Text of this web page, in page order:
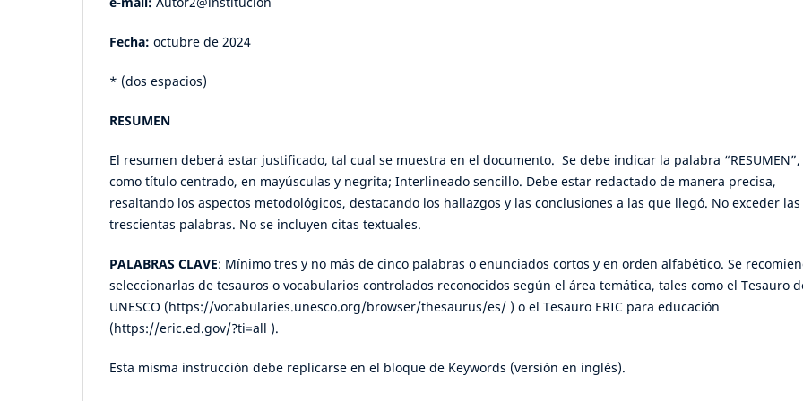
Fecha: octubre de 2024
* (dos espacios)
RESUMEN
El resumen deberá estar justificado, tal cual se muestra en el documento. Se debe indicar la palabra “RESUMEN”,
como título centrado, en mayúsculas y negrita; Interlineado sencillo. Debe estar redactado de manera precisa,
resaltando los aspectos metodológicos, destacando los hallazgos y las conclusiones a las que llegó. No exceder las
trescientas palabras. No se incluyen citas textuales.
PALABRAS CLAVE: Mínimo tres y no más de cinco palabras o enunciados cortos y en orden alfabético. Se
seleccionarlas de tesauros o vocabularios controlados reconocidos según el área temática, tales como el Tesauro
UNESCO (https://vocabularies.unesco.org/browser/thesaurus/es/ ) o el Tesauro ERIC para educación
(https://eric.ed.gov/?ti=all ).
Esta misma instrucción debe replicarse en el bloque de Keywords (versión en inglés).